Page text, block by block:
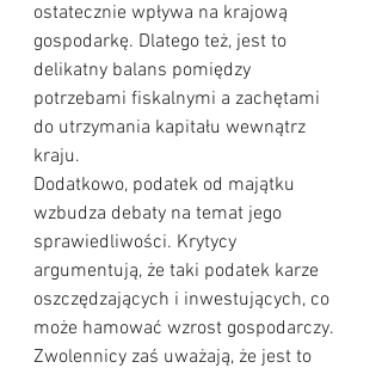
ostatecznie wpływa na krajową
gospodarkę. Dlatego też, jest to
delikatny balans pomiędzy
potrzebami fiskalnymi a zachętami
do utrzymania kapitału wewnątrz
kraju.
Dodatkowo, podatek od majątku
wzbudza debaty na temat jego
sprawiedliwości. Krytycy
argumentują, że taki podatek karze
oszczędzających i inwestujących, co
może hamować wzrost gospodarczy.
Zwolennicy zaś uważają, że jest to